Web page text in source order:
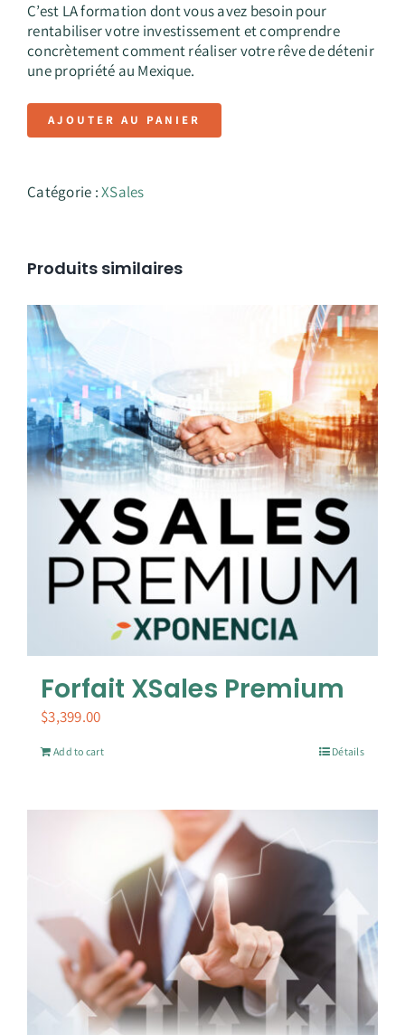
C’est LA formation dont vous avez besoin pour
rentabiliser votre investissement et comprendre
concrètement comment réaliser votre rêve de détenir
une propriété au Mexique.
AJOUTER AU PANIER
Catégorie :XSales
Produits similaires
Forfait XSales Premium
$3,399.00
Add to cart Détails